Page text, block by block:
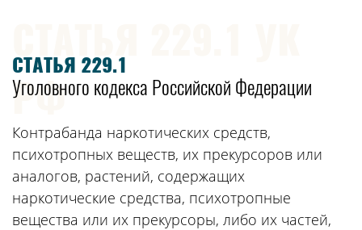
РФ
СТАТЬЯ 229.1
Уголовного кодекса Российской Федерации
Контрабанда наркотических средств,
психотропных веществ, их прекурсоров или
аналогов, растений, содержащих
наркотические средства, психотропные
вещества или их прекурсоры, либо их частей,